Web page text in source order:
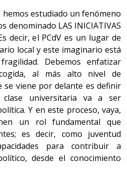
hemos estudiado un fenómeno
denominado LAS INICIATIVAS
decir, el PCdV es un lugar de
local y este imaginario está
Debemos enfatizar
al más alto nivel de
se viene por delante es definir
universitaria va a ser
Y en este proceso, vaya,
un rol fundamental que
es decir, como juventud
para contribuir a
desde el conocimiento